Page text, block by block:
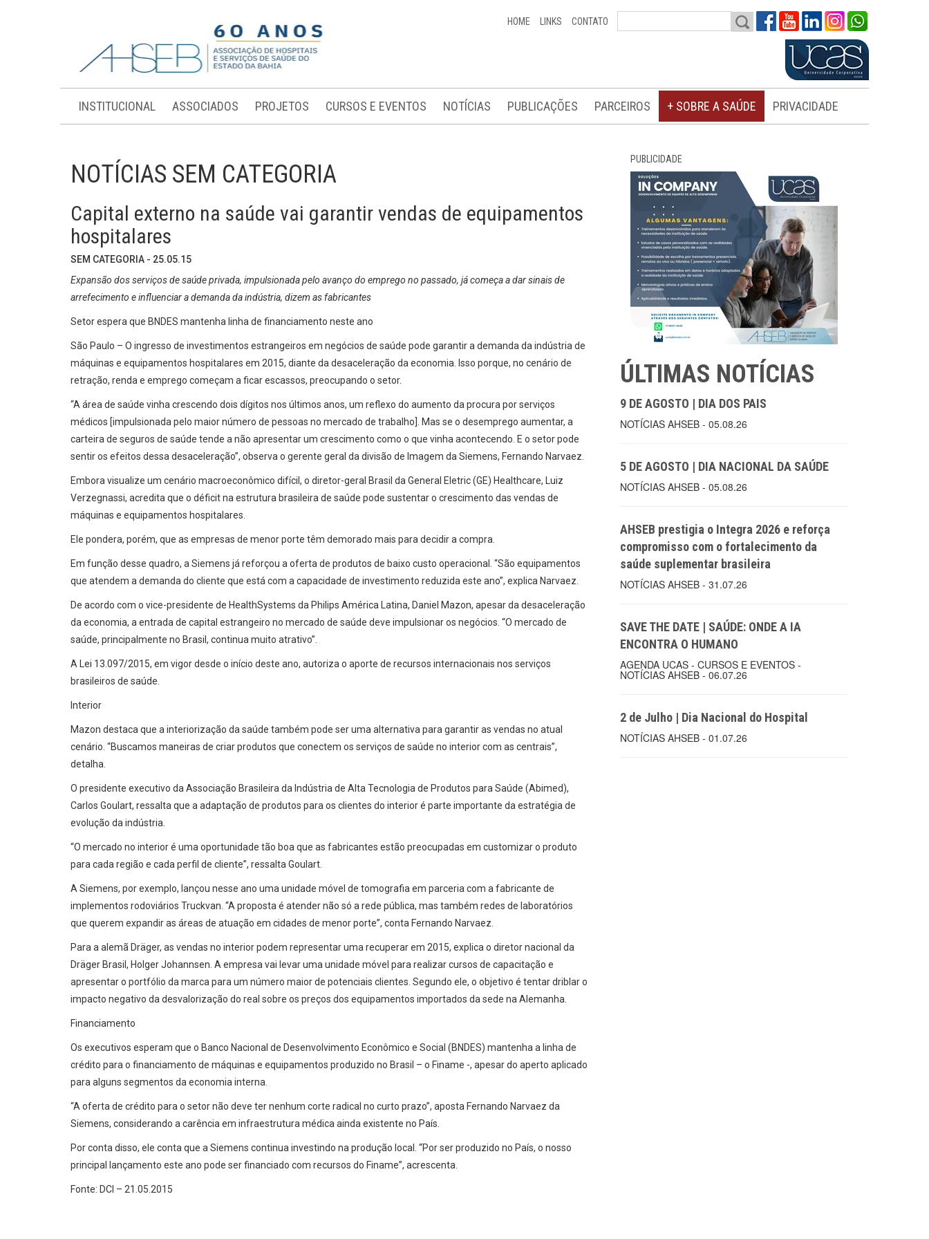
HOME LINKS CONTATO
INSTITUCIONAL ASSOCIADOS PROJETOS CURSOS E EVENTOS NOTÍCIAS PUBLICAÇÕES PARCEIROS + SOBRE A SAÚDE PRIVACIDADE
NOTÍCIAS SEM CATEGORIA
Capital externo na saúde vai garantir vendas de equipamentos
hospitalares
SEM CATEGORIA - 25.05.15
Expansão dos serviços de saúde privada, impulsionada pelo avanço do emprego no passado, já começa a dar sinais de
arrefecimento e influenciar a demanda da indústria, dizem as fabricantes
Setor espera que BNDES mantenha linha de financiamento neste ano
São Paulo – O ingresso de investimentos estrangeiros em negócios de saúde pode garantir a demanda da indústria de
máquinas e equipamentos hospitalares em 2015, diante da desaceleração da economia. Isso porque, no cenário de
retração, renda e emprego começam a ficar escassos, preocupando o setor.
“A área de saúde vinha crescendo dois dígitos nos últimos anos, um reflexo do aumento da procura por serviços
médicos [impulsionada pelo maior número de pessoas no mercado de trabalho]. Mas se o desemprego aumentar, a
carteira de seguros de saúde tende a não apresentar um crescimento como o que vinha acontecendo. E o setor pode
sentir os efeitos dessa desaceleração”, observa o gerente geral da divisão de Imagem da Siemens, Fernando Narvaez.
Embora visualize um cenário macroeconômico difícil, o diretor-geral Brasil da General Eletric (GE) Healthcare, Luiz
Verzegnassi, acredita que o déficit na estrutura brasileira de saúde pode sustentar o crescimento das vendas de
máquinas e equipamentos hospitalares.
Ele pondera, porém, que as empresas de menor porte têm demorado mais para decidir a compra.
Em função desse quadro, a Siemens já reforçou a oferta de produtos de baixo custo operacional. “São equipamentos
que atendem a demanda do cliente que está com a capacidade de investimento reduzida este ano”, explica Narvaez.
De acordo com o vice-presidente de HealthSystems da Philips América Latina, Daniel Mazon, apesar da desaceleração
da economia, a entrada de capital estrangeiro no mercado de saúde deve impulsionar os negócios. “O mercado de
saúde, principalmente no Brasil, continua muito atrativo”.
A Lei 13.097/2015, em vigor desde o início deste ano, autoriza o aporte de recursos internacionais nos serviços
brasileiros de saúde.
Interior
Mazon destaca que a interiorização da saúde também pode ser uma alternativa para garantir as vendas no atual
cenário. “Buscamos maneiras de criar produtos que conectem os serviços de saúde no interior com as centrais”,
detalha.
O presidente executivo da Associação Brasileira da Indústria de Alta Tecnologia de Produtos para Saúde (Abimed),
Carlos Goulart, ressalta que a adaptação de produtos para os clientes do interior é parte importante da estratégia de
evolução da indústria.
“O mercado no interior é uma oportunidade tão boa que as fabricantes estão preocupadas em customizar o produto
para cada região e cada perfil de cliente”, ressalta Goulart.
A Siemens, por exemplo, lançou nesse ano uma unidade móvel de tomografia em parceria com a fabricante de
implementos rodoviários Truckvan. “A proposta é atender não só a rede pública, mas também redes de laboratórios
que querem expandir as áreas de atuação em cidades de menor porte”, conta Fernando Narvaez.
Para a alemã Dräger, as vendas no interior podem representar uma recuperar em 2015, explica o diretor nacional da
Dräger Brasil, Holger Johannsen. A empresa vai levar uma unidade móvel para realizar cursos de capacitação e
apresentar o portfólio da marca para um número maior de potenciais clientes. Segundo ele, o objetivo é tentar driblar o
impacto negativo da desvalorização do real sobre os preços dos equipamentos importados da sede na Alemanha.
Financiamento
Os executivos esperam que o Banco Nacional de Desenvolvimento Econômico e Social (BNDES) mantenha a linha de
crédito para o financiamento de máquinas e equipamentos produzido no Brasil – o Finame -, apesar do aperto aplicado
para alguns segmentos da economia interna.
“A oferta de crédito para o setor não deve ter nenhum corte radical no curto prazo”, aposta Fernando Narvaez da
Siemens, considerando a carência em infraestrutura médica ainda existente no País.
Por conta disso, ele conta que a Siemens continua investindo na produção local. “Por ser produzido no País, o nosso
principal lançamento este ano pode ser financiado com recursos do Finame”, acrescenta.
Fonte: DCI – 21.05.2015
PUBLICIDADE
ÚLTIMAS NOTÍCIAS
9 DE AGOSTO | DIA DOS PAIS
NOTÍCIAS AHSEB - 05.08.26
5 DE AGOSTO | DIA NACIONAL DA SAÚDE
NOTÍCIAS AHSEB - 05.08.26
AHSEB prestigia o Integra 2026 e reforça
compromisso com o fortalecimento da
saúde suplementar brasileira
NOTÍCIAS AHSEB - 31.07.26
SAVE THE DATE | SAÚDE: ONDE A IA
ENCONTRA O HUMANO
AGENDA UCAS - CURSOS E EVENTOS -
NOTÍCIAS AHSEB - 06.07.26
2 de Julho | Dia Nacional do Hospital
NOTÍCIAS AHSEB - 01.07.26